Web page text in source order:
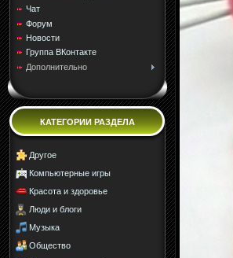
Чат
Форум
Новости
Группа ВКонтакте
Дополнительно
КАТЕГОРИИ РАЗДЕЛА
Другое
Компьютерные игры
Красота и здоровье
Люди и блоги
Музыка
Общество